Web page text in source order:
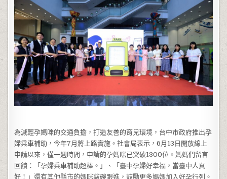
為減輕孕媽咪的交通負擔，打造友善的育兒環境，台中市政府推出孕
婦乘車補助，今年7月將上路實施。社會局表示，6月13日開放線上
申請以來，僅一週時間，申請的孕媽咪已突破1300位。媽媽們留言
回饋：「孕婦乘車補助超棒。」、「臺中孕婦好幸福，當臺中人真
好！」還有其他縣市的媽咪敲碗跟進，鼓勵更多媽媽加入好孕行列。